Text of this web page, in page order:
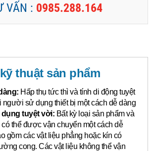
VẤN : 0985.288.164
thuật sản phẩm
Hấp thụ tức thì và tính di động tuyệt
người sử dụng thiết bị một cách dễ dàng
tuyệt vời: Bất kỳ loại sản phẩm và
thể được vận chuyển một cách dễ
gồm các vật liệu phẳng hoặc kín có
cong. Các vật liệu không thể vận